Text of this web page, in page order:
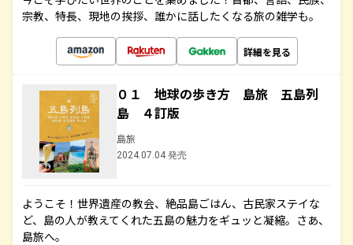
宗教、特長、現地の挨拶、誰かに話したくなる旅の雑学も。
詳細を見る
０１ 地球の歩き方 島旅 五島列
島 ４訂版
島旅
2024.07.04 発売
ようこそ！世界遺産の教会、絶品島ごはん、古民家ステイな
ど、島の人が教えてくれた五島の魅力をギュッと凝縮。さあ、
島旅へ。